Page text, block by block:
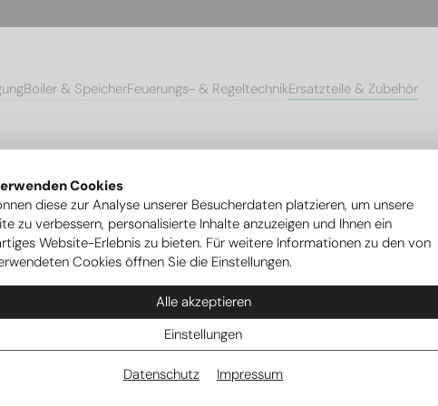
Cookies
diese zur Analyse unserer Besucherdaten platzieren, um unsere
zu verbessern, personalisierte Inhalte anzuzeigen und Ihnen ein
Website-Erlebnis zu bieten. Für weitere Informationen zu den von
Cookies öffnen Sie die Einstellungen.
Alle akzeptieren
Einstellungen
Datenschutz Impressum
Boiler & SpeicherFeuerungs- & RegeltechnikErsatzteile & Zubehör
Ovum AC/ ACP